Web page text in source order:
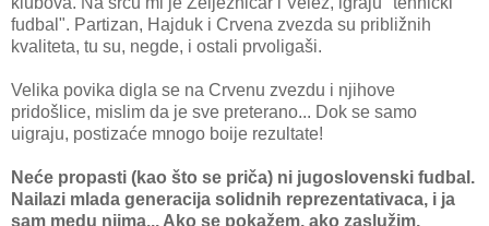
fudbal". Partizan, Hajduk i Crvena zvezda su približnih
kvaliteta, tu su, negde, i ostali prvoligaši.
Velika povika digla se na Crvenu zvezdu i njihove
pridošlice, mislim da je sve preterano... Dok se samo
uigraju, postizaće mnogo boije rezultate!
Neće propasti (kao što se priča) ni jugoslovenski fudbal.
Nailazi mlada generacija solidnih reprezentativaca, i ja
sam medu njima... Ako se pokažem, ako zaslužim,